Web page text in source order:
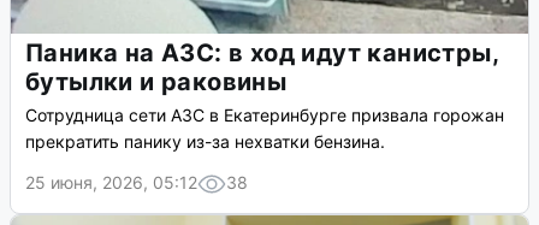
Паника на АЗС: в ход идут канистры,
бутылки и раковины
Сотрудница сети АЗС в Екатеринбурге призвала горожан
прекратить панику из-за нехватки бензина.
25 июня, 2026, 05:12
38